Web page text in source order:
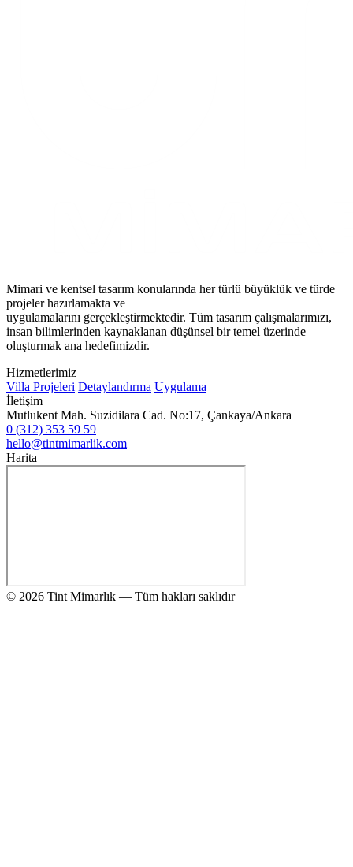
Mimari ve kentsel tasarım konularında her türlü büyüklük ve türde
projeler hazırlamakta ve
uygulamalarını gerçekleştirmektedir. Tüm tasarım çalışmalarımızı,
insan bilimlerinden kaynaklanan düşünsel bir temel üzerinde
oluşturmak ana hedefimizdir.
Hizmetlerimiz
Villa Projeleri Detaylandırma Uygulama
İletişim
Mutlukent Mah. Suzidilara Cad. No:17, Çankaya/Ankara
0 (312) 353 59 59
hello@tintmimarlik.com
Harita
© 2026 Tint Mimarlık — Tüm hakları saklıdır